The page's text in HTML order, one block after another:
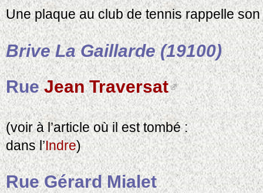
Une plaque au club de tennis rappelle
Brive La Gaillarde (19100)
RueJean Traversat
(voir à l’article où il est tombé :
dans l’Indre)
Rue Gérard Mialet